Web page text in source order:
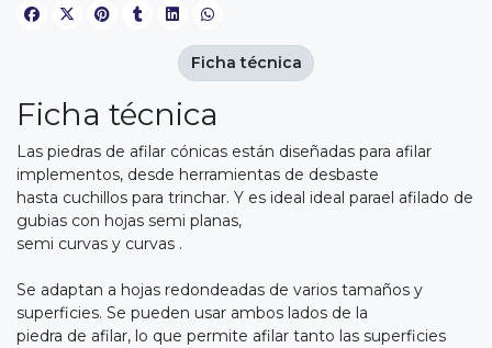
Ficha técnica
Las piedras de afilar cónicas están diseñadas para afilar
implementos, desde herramientas de desbaste
hasta cuchillos para trinchar. Y es ideal ideal parael afilado de
gubias con hojas semi planas,
semi curvas y curvas .
Se adaptan a hojas redondeadas de varios tamaños y
superficies. Se pueden usar ambos lados de la
piedra de afilar, lo que permite afilar tanto las superficies
Ficha técnica